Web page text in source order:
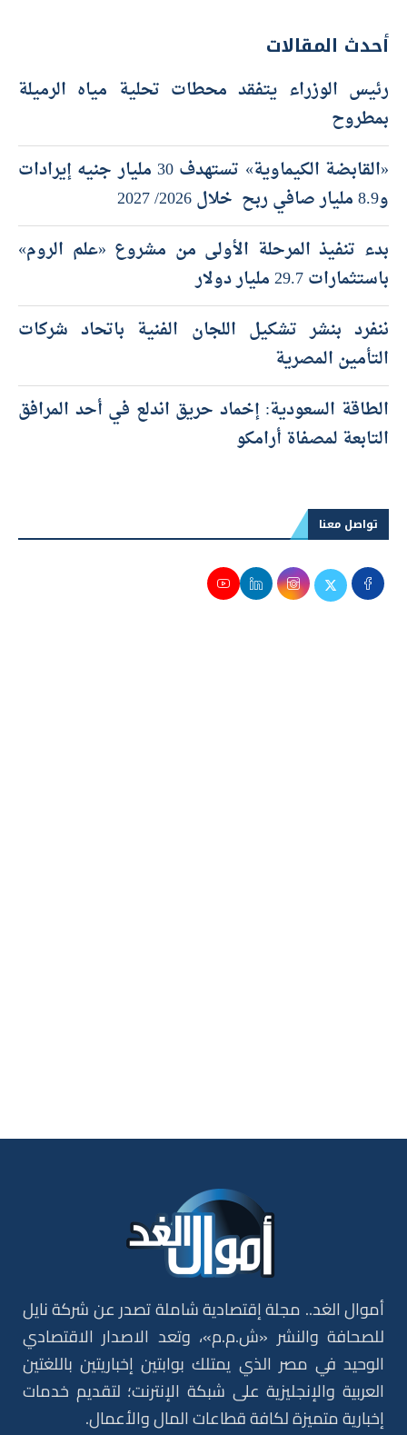
أحدث المقالات
رئيس الوزراء يتفقد محطات تحلية مياه الرميلة
بمطروح
«القابضة الكيماوية» تستهدف 30 مليار جنيه إيرادات
و8.9 مليار صافي ربح خلال 2026/ 2027
بدء تنفيذ المرحلة الأولى من مشروع «علم الروم»
باستثمارات 29.7 مليار دولار
ننفرد بنشر تشكيل اللجان الفنية باتحاد شركات
التأمين المصرية
الطاقة السعودية: إخماد حريق اندلع في أحد المرافق
التابعة لمصفاة أرامكو
تواصل معنا
أموال الغد.. مجلة إقتصادية شاملة تصدر عن شركة نايل
للصحافة والنشر «ش.م.م»، وتعد الاصدار الاقتصادي
الوحيد في مصر الذي يمتلك بوابتين إخباريتين باللغتين
العربية والإنجليزية على شبكة الإنترنت؛ لتقديم خدمات
إخبارية متميزة لكافة قطاعات المال والأعمال.